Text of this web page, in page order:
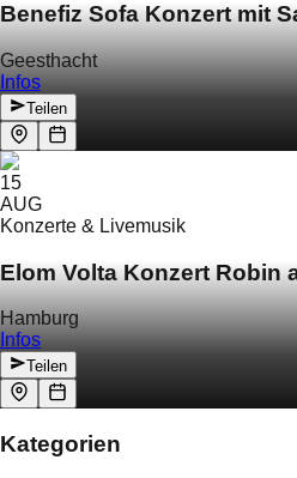
Benefiz Sofa Konzert mit
Geesthacht
Infos
Teilen
15
AUG
Konzerte & Livemusik
Elom Volta Konzert Robin
Hamburg
Infos
Teilen
Kategorien